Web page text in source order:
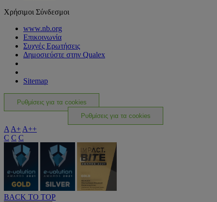
Χρήσιμοι Σύνδεσμοι
www.nb.org
Επικοινωνία
Συχνές Ερωτήσεις
Δημοσιεύστε στην Qualex
Sitemap
Ρυθμίσεις για τα cookies
Ρυθμίσεις για τα cookies
A A+ A++
C C C
BACK TO TOP